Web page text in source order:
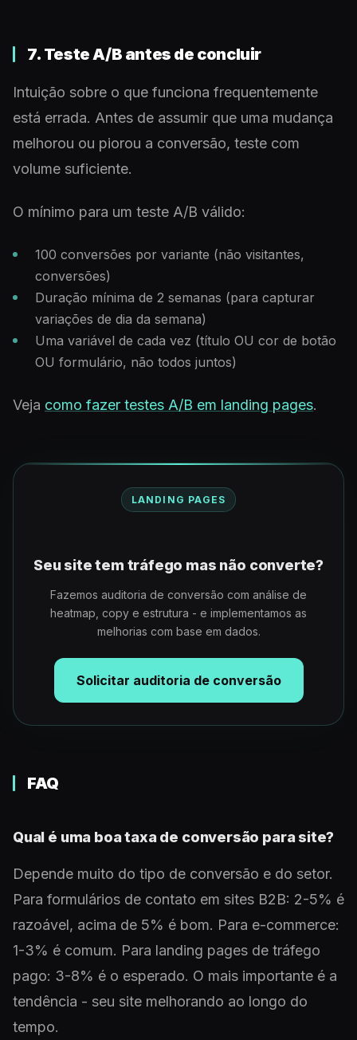
7. Teste A/B antes de concluir
Intuição sobre o que funciona frequentemente
está errada. Antes de assumir que uma mudança
melhorou ou piorou a conversão, teste com
volume suficiente.
O mínimo para um teste A/B válido:
100 conversões por variante (não visitantes,
conversões)
Duração mínima de 2 semanas (para capturar
variações de dia da semana)
Uma variável de cada vez (título OU cor de botão
OU formulário, não todos juntos)
Veja como fazer testes A/B em landing pages.
LANDING PAGES
Seu site tem tráfego mas não converte?
Fazemos auditoria de conversão com análise de
heatmap, copy e estrutura - e implementamos as
melhorias com base em dados.
Solicitar auditoria de conversão
FAQ
Qual é uma boa taxa de conversão para site?
Depende muito do tipo de conversão e do setor.
Para formulários de contato em sites B2B: 2-5% é
razoável, acima de 5% é bom. Para e-commerce:
1-3% é comum. Para landing pages de tráfego
pago: 3-8% é o esperado. O mais importante é a
tendência - seu site melhorando ao longo do
tempo.